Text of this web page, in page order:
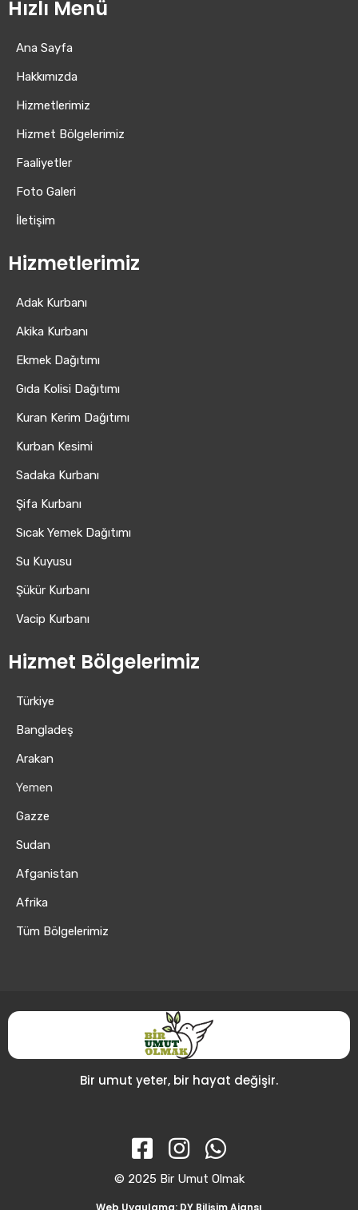
Hızlı Menü
Ana Sayfa
Hakkımızda
Hizmetlerimiz
Hizmet Bölgelerimiz
Faaliyetler
Foto Galeri
İletişim
Hizmetlerimiz
Adak Kurbanı
Akika Kurbanı
Ekmek Dağıtımı
Gıda Kolisi Dağıtımı
Kuran Kerim Dağıtımı
Kurban Kesimi
Sadaka Kurbanı
Şifa Kurbanı
Sıcak Yemek Dağıtımı
Su Kuyusu
Şükür Kurbanı
Vacip Kurbanı
Hizmet Bölgelerimiz
Türkiye
Bangladeş
Arakan
Yemen
Gazze
Sudan
Afganistan
Afrika
Tüm Bölgelerimiz
Bir umut yeter, bir hayat değişir.
© 2025 Bir Umut Olmak